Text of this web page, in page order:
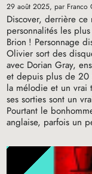
29 août 2025, par Franco
Discover, derrière
personnalités les
Brion ! Personnage
Olivier sort des
avec Dorian Gray,
et depuis plus de 20
la mélodie et un vrai
ses sorties sont un
Pourtant le
anglaise, parfois un